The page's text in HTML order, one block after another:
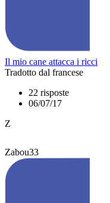
Il mio cane attacca i ricci
Tradotto dal francese
22 risposte
06/07/17
Z
Zabou33